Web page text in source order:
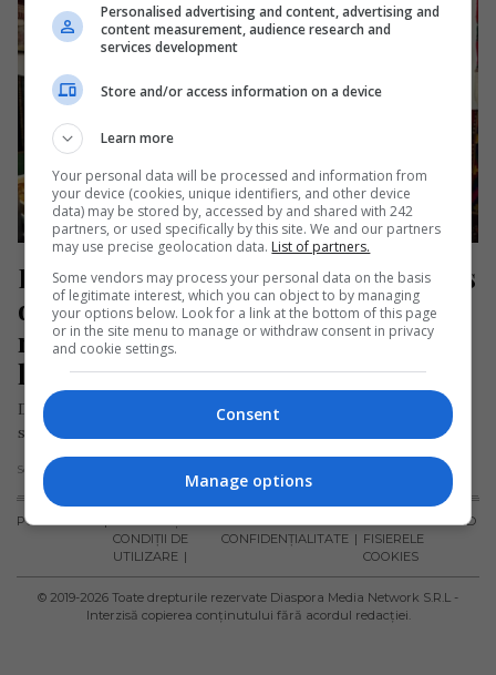
După 12 ani în străinătate, s-a întors
definitiv în România: „Satul în care
m-am născut este cel mai frumos
loc din lume”
După 12 ani petrecuți în Germania, unde a construit o carieră
solidă în domeniul resurselor umane și s-a remarcat prin…
Scris de Daniela Stoica
PUBLICITATE
TERMENI ȘI
CONDIȚII DE
UTILIZARE
POLITICA DE
CONFIDENȚIALITATE
POLITICA PRIVIND
FISIERELE
COOKIES
© 2019-2026 Toate drepturile rezervate Diaspora Media Network S.R.L -
Interzisă copierea conținutului fără acordul redacției.
Personalised advertising and content, advertising and
content measurement, audience research and
services development
Store and/or access information on a device
Learn more
Your personal data will be processed and information from
your device (cookies, unique identifiers, and other device
data) may be stored by, accessed by and shared with 242
partners, or used specifically by this site. We and our partners
may use precise geolocation data. List of partners.
Some vendors may process your personal data on the basis
of legitimate interest, which you can object to by managing
your options below. Look for a link at the bottom of this page
or in the site menu to manage or withdraw consent in privacy
and cookie settings.
Consent
Manage options